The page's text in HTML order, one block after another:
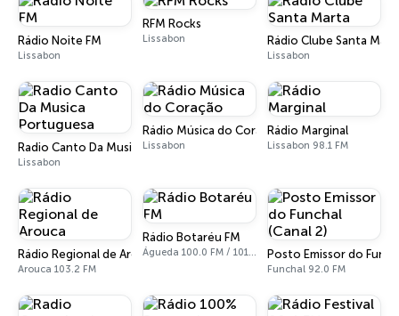
Rádio Noite FM
Lissabon
RFM Rocks
Lissabon Rádio Clube Santa
Lissabon
Radio Canto Da Musica Portuguesa
Lissabon
Rádio Música do Coração
Lissabon
Rádio Marginal
Lissabon 98.1 FM
Rádio Regional de Arouca
Arouca 103.2 FM
Rádio Botaréu FM
Águeda 100.0 FM / 101.8 FM Posto Emissor do
Funchal 92.0 FM